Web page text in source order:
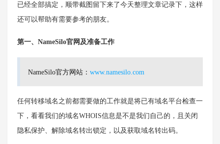
已经全部搞定，顺带截图留下来了今天整理文章记录下，这样
还可以帮助有需要参考的朋友。
第一、NameSilo官网及准备工作
NameSilo官方网站： www.namesilo.com
任何转移域名之前都需要做的工作就是将已有域名平台检查一
下，看看我们的域名WHOIS信息是不是我们自己的，且关闭
隐私保护、解除域名转出锁定，以及获取域名转出码。